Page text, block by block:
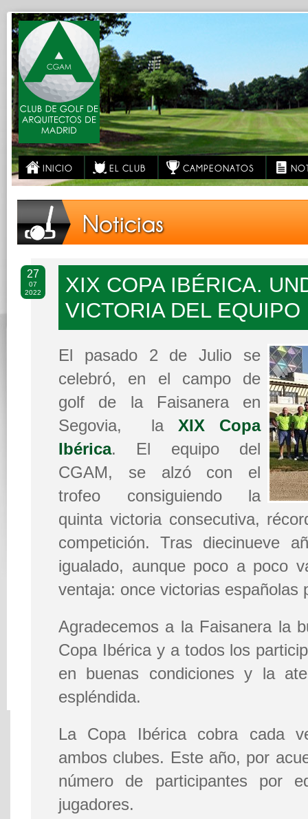
INICIO EL CLUB CAMPEONATOS
Noticias
XIX COPA IBÉRICA.
VICTORIA DEL EQUIPO
27
07
2022
El pasado 2 de Julio se
celebró, en el campo de
golf de la Faisanera en
Segovia, la XIX Copa
Ibérica. El equipo del
CGAM, se alzó con el
trofeo consiguiendo la
quinta victoria consecutiva,
competición. Tras diecinueve
igualado, aunque poco a poco
ventaja: once victorias españolas
Agradecemos a la Faisanera la
Copa Ibérica y a todos los
en buenas condiciones y la
espléndida.
La Copa Ibérica cobra cada
ambos clubes. Este año, por
número de participantes por
jugadores.